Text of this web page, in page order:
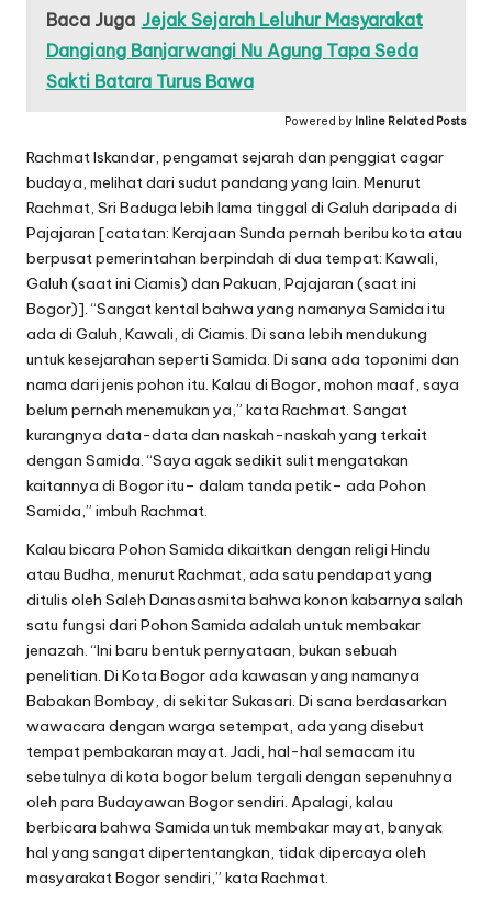
Baca Juga Jejak Sejarah Leluhur Masyarakat
Dangiang Banjarwangi Nu Agung Tapa Seda
Sakti Batara Turus Bawa
Powered by Inline Related Posts
Rachmat Iskandar, pengamat sejarah dan penggiat cagar
budaya, melihat dari sudut pandang yang lain. Menurut
Rachmat, Sri Baduga lebih lama tinggal di Galuh daripada di
Pajajaran [catatan: Kerajaan Sunda pernah beribu kota atau
berpusat pemerintahan berpindah di dua tempat: Kawali,
Galuh (saat ini Ciamis) dan Pakuan, Pajajaran (saat ini
Bogor)]. “Sangat kental bahwa yang namanya Samida itu
ada di Galuh, Kawali, di Ciamis. Di sana lebih mendukung
untuk kesejarahan seperti Samida. Di sana ada toponimi dan
nama dari jenis pohon itu. Kalau di Bogor, mohon maaf, saya
belum pernah menemukan ya,” kata Rachmat. Sangat
kurangnya data-data dan naskah-naskah yang terkait
dengan Samida. “Saya agak sedikit sulit mengatakan
kaitannya di Bogor itu– dalam tanda petik– ada Pohon
Samida,” imbuh Rachmat.
Kalau bicara Pohon Samida dikaitkan dengan religi Hindu
atau Budha, menurut Rachmat, ada satu pendapat yang
ditulis oleh Saleh Danasasmita bahwa konon kabarnya salah
satu fungsi dari Pohon Samida adalah untuk membakar
jenazah. “Ini baru bentuk pernyataan, bukan sebuah
penelitian. Di Kota Bogor ada kawasan yang namanya
Babakan Bombay, di sekitar Sukasari. Di sana berdasarkan
wawacara dengan warga setempat, ada yang disebut
tempat pembakaran mayat. Jadi, hal-hal semacam itu
sebetulnya di kota bogor belum tergali dengan sepenuhnya
oleh para Budayawan Bogor sendiri. Apalagi, kalau
berbicara bahwa Samida untuk membakar mayat, banyak
hal yang sangat dipertentangkan, tidak dipercaya oleh
masyarakat Bogor sendiri,” kata Rachmat.